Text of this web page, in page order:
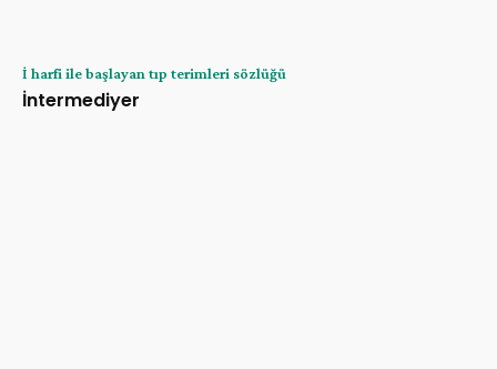
İ harfi ile başlayan tıp terimleri sözlüğü
İntermediyer